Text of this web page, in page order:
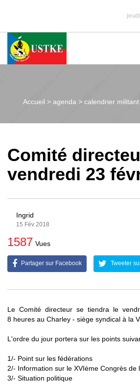
Accueil >agenda > calendrier
Comité
vendredi 23
Ingrid
15 Fév 2018
1587 Vues
Partager sur Facebook Tweeter
Le Comité directeur se tiendra le
8 heures au Charley - siège syndical à la
L'ordre du jour portera sur les points
1/- Point sur les fédérations
2/- Information sur le XVIème Congrès de
3/- Situation politique